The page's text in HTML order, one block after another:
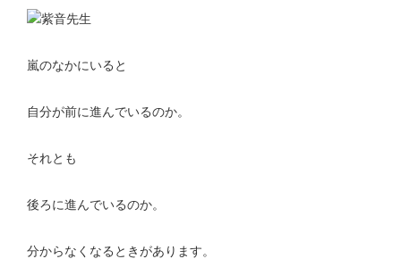
嵐のなかにいると
自分が前に進んでいるのか。
それとも
後ろに進んでいるのか。
分からなくなるときがあります。